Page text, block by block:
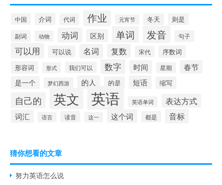
中国 介词 代词 作业 元宵节 冬天
则是
副词
动物 动词 区别 单词 发音 句子
可以用 可以说 名词 复数 宋代
序数词
形容词
形式 我们可以 数字 时间 星期 春节
是一个 梦幻西游 的人 的是 短语 缩写
自己的 英文 英语 英语单词 表达方式
词汇 语言 读音 这一 这个词 都是 音标
猜你想看的文章
努力英语怎么说